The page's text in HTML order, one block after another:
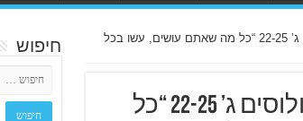
להיות נאמנים בעבודה כמו לאדון – קולוסים ג’ 22-25 “כל מה שאתם עושים, עשו בכל
להיות נאמנים בעבודה כמו לאדון – קולוסים ג’ 22-25 “כל
חיפוש